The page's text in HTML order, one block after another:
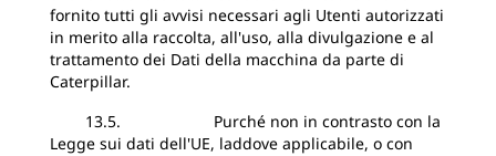
fornito tutti gli avvisi necessari agli Utenti autorizzati
in merito alla raccolta, all'uso, alla divulgazione e al
trattamento dei Dati della macchina da parte di
Caterpillar.
13.5. Purché non in contrasto con la
Legge sui dati dell'UE, laddove applicabile, o con